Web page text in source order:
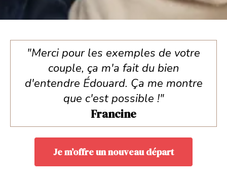
"Merci pour les exemples de votre
couple, ça m'a fait du bien
d'entendre Édouard. Ça me montre
que c'est possible !"
Francine
Je m’offre un nouveau départ